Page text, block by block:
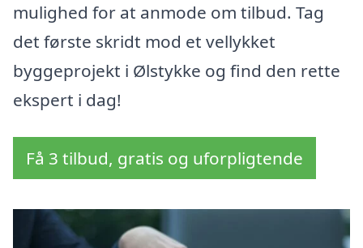
mulighed for at anmode om tilbud. Tag
det første skridt mod et vellykket
byggeprojekt i Ølstykke og find den rette
ekspert i dag!
Få 3 tilbud, gratis og uforpligtende